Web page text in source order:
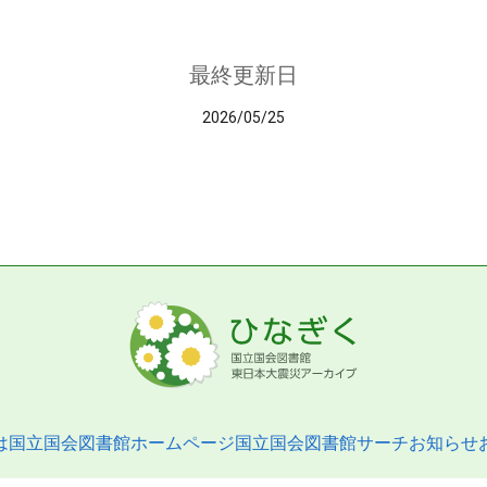
最終更新日
2026/05/25
国立国会図書館ホームページ国立国会図書館サーチお知らせ